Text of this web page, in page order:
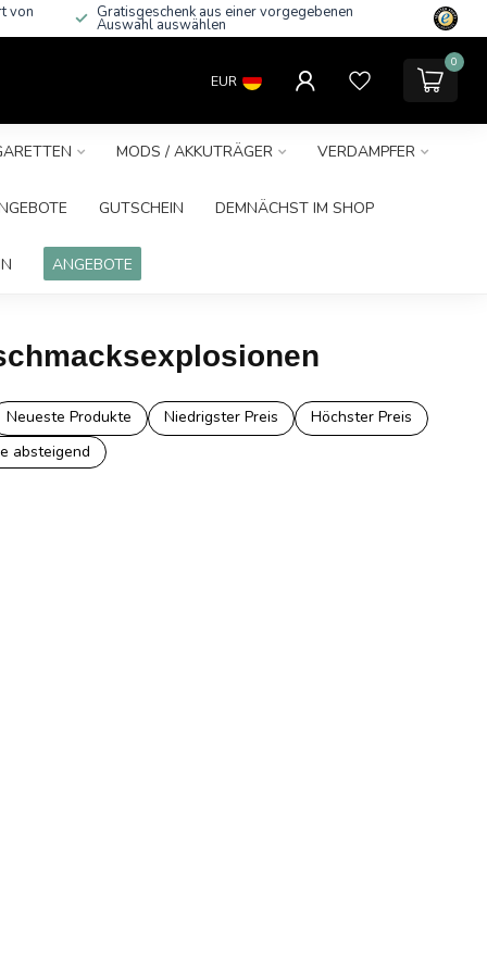
von Gratisgeschenk aus einer vorgegebenen
Auswahl auswählen
EUR
0
MODS / AKKUTRÄGER VERDAMPFER
GUTSCHEIN DEMNÄCHST IM SHOP
ANGEBOTE
Neueste Produkte Niedrigster Preis
Höchster Preis
absteigend